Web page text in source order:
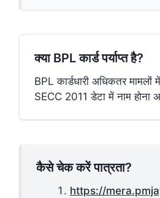
क्या BPL कार्ड पर्याप्त है?
BPL कार्डधारी अधिकतर मामलों
SECC 2011 डेटा में नाम होना
कैसे चेक करें पात्रता?
https://